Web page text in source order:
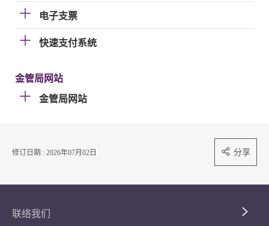
电子支票
快速支付系统
金管局网站
金管局网站
修订日期 : 2026年07月02日 分享
联络我们